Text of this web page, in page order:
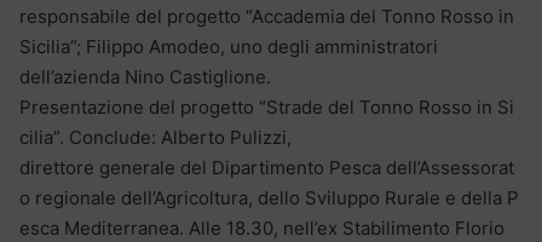
responsabile del progetto “Accademia del Tonno Rosso in
Sicilia”; Filippo Amodeo, uno degli amministratori
dell’azienda Nino Castiglione.
Presentazione del progetto “Strade del Tonno Rosso in Si
cilia”. Conclude: Alberto Pulizzi,
direttore generale del Dipartimento Pesca dell’Assessorat
o regionale dell’Agricoltura, dello Sviluppo Rurale e della P
esca Mediterranea. Alle 18.30, nell’ex Stabilimento Florio